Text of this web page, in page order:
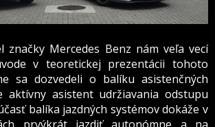
značky Mercedes Benz nám veľa vecí
v teoretickej prezentácii tohoto
sa dozvedeli o balíku asistenčných
aktívny asistent udržiavania odstupu
balíka jazdných systémov dokáže v